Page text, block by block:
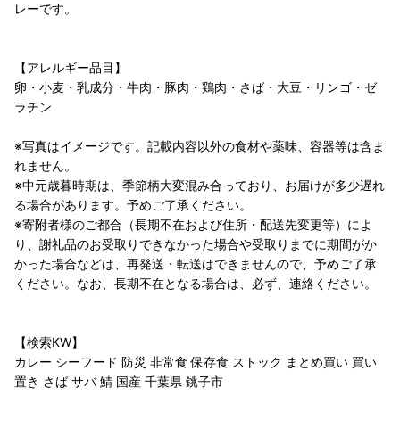
レーです。
【アレルギー品目】
卵・小麦・乳成分・牛肉・豚肉・鶏肉・さば・大豆・リンゴ・ゼ
ラチン
※写真はイメージです。記載内容以外の食材や薬味、容器等は含ま
れません。
※中元歳暮時期は、季節柄大変混み合っており、お届けが多少遅れ
る場合があります。予めご了承ください。
※寄附者様のご都合（長期不在および住所・配送先変更等）によ
り、謝礼品のお受取りできなかった場合や受取りまでに期間がか
かった場合などは、再発送・転送はできませんので、予めご了承
ください。なお、長期不在となる場合は、必ず、連絡ください。
【検索KW】
カレー シーフード 防災 非常食 保存食 ストック まとめ買い 買い
置き さば サバ 鯖 国産 千葉県 銚子市